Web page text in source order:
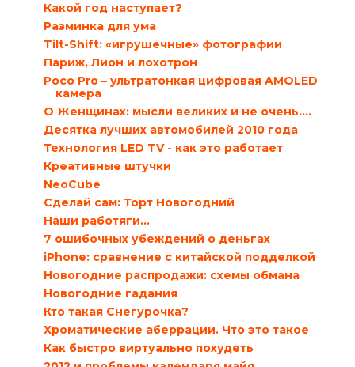
Какой год наступает?
Разминка для ума
Tilt-Shift: «игрушечные» фотографии
Париж, Лион и лохотрон
Poco Pro – ультратонкая цифровая AMOLED
камера
О Женщинах: мысли великих и не очень….
Десятка лучших автомобилей 2010 года
Технология LED TV - как это работает
Креативные штучки
NeoCube
Сделай сам: Торт Новогодний
Наши работяги…
7 ошибочных убеждений о деньгах
iPhone: сравнение с китайской подделкой
Новогодние распродажи: схемы обмана
Новогодние гадания
Кто такая Снегурочка?
Хроматические аберрации. Что это такое
Как быстро виртуально похудеть